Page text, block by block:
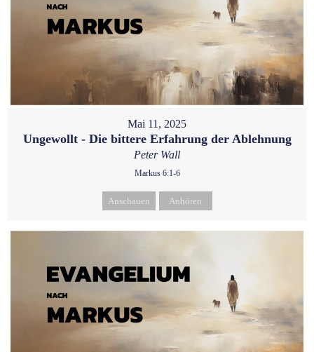
Mai 11, 2025
Ungewollt - Die bittere Erfahrung der Ablehnung
Peter Wall
Markus 6:1-6
Anschauen Anhören